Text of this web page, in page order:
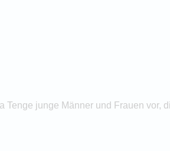
junge Männer und Frauen vor,